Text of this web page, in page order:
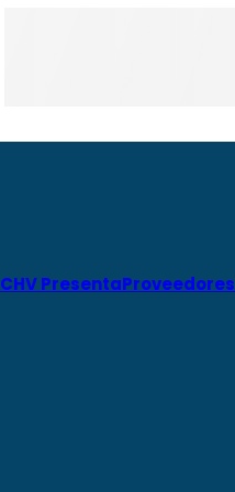
CHV PresentaProveedores